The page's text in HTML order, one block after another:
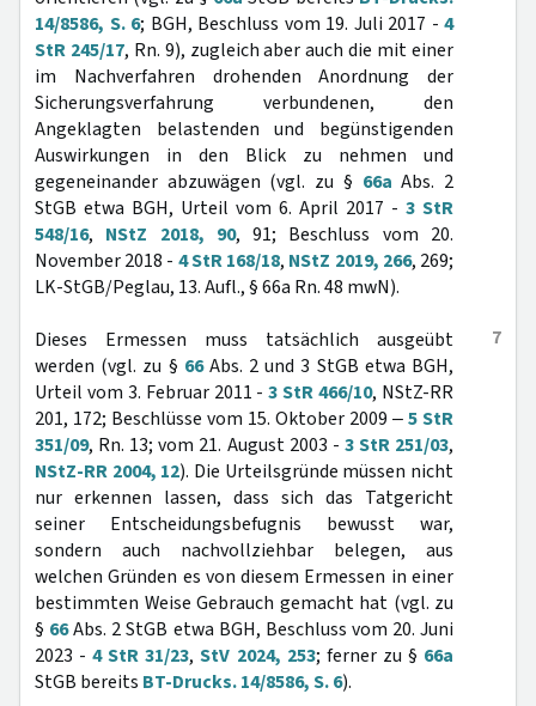
14/8586, S. 6; BGH, Beschluss vom 19. Juli 2017 - 4
StR 245/17, Rn. 9), zugleich aber auch die mit einer
im Nachverfahren drohenden Anordnung der
Sicherungsverfahrung verbundenen, den
Angeklagten belastenden und begünstigenden
Auswirkungen in den Blick zu nehmen und
gegeneinander abzuwägen (vgl. zu § 66a Abs. 2
StGB etwa BGH, Urteil vom 6. April 2017 - 3 StR
548/16, NStZ 2018, 90, 91; Beschluss vom 20.
November 2018 - 4 StR 168/18, NStZ 2019, 266, 269;
LK-StGB/Peglau, 13. Aufl., § 66a Rn. 48 mwN).
7
Dieses Ermessen muss tatsächlich ausgeübt
werden (vgl. zu § 66Abs. 2 und 3 StGB etwa BGH,
Urteil vom 3. Februar 2011 -3 StR 466/10, NStZ-RR
201, 172; Beschlüsse vom 15. Oktober 2009 ‒5 StR
351/09, Rn. 13; vom 21. August 2003 - 3 StR 251/03,
NStZ-RR 2004, 12). Die Urteilsgründe müssen nicht
nur erkennen lassen, dass sich das Tatgericht
seiner Entscheidungsbefugnis bewusst war,
sondern auch nachvollziehbar belegen, aus
welchen Gründen es von diesem Ermessen in einer
bestimmten Weise Gebrauch gemacht hat (vgl. zu
§ 66Abs. 2 StGB etwa BGH, Beschluss vom 20. Juni
2023 -4 StR 31/23,StV 2024, 253; ferner zu § 66a
StGB bereits BT-Drucks. 14/8586, S. 6).